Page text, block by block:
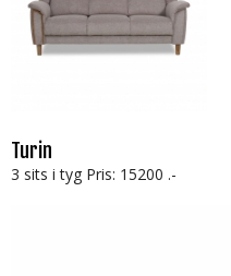
Turin
3 sits i tyg Pris: 15200 .-